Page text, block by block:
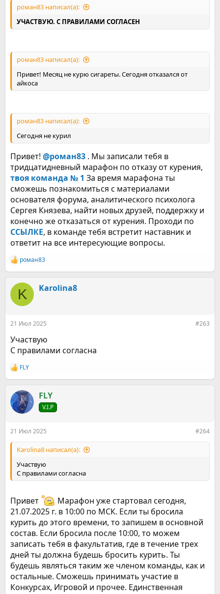
роман83 написал(а):
УЧАСТВУЮ. С ПРАВИЛАМИ СОГЛАСЕН
роман83 написал(а):
Привет! Месяц не курю сигареты. Сегодня отказался от
айкоса
роман83 написал(а):
Сегодня не курил
Привет! @роман83 . Мы записали тебя в
тридцатидневный марафон по отказу от курения,
твоя команда № 1 За время марафона ты
сможешь познакомиться с материалами
основателя форума, аналитического психолога
Сергея Князева, найти новых друзей, поддержку и
конечно же отказаться от курения. Проходи по
ССЫЛКЕ, в команде тебя встретит наставник и
ответит на все интересующие вопросы.
Р
е
к
ц
и
роман83
K Karolina8
21 Июл 2025 #263
Участвую
С правилами согласна
Р
е
к
ц
и
FLY
FLY
V.I.P
21 Июл 2025 #264
Karolina8 написал(а):
Участвую
С правилами согласна
Привет
Марафон уже стартовал сегодня,
21.07.2025 г. в 10:00 по МСК. Если ты бросила
курить до этого времени, то запишем в основной
состав. Если бросила после 10:00, то можем
записать тебя в факультатив, где в течение трех
дней ты должна будешь бросить курить. Ты
будешь являться таким же членом команды, как и
остальные. Сможешь принимать участие в
Конкурсах, Игровой и прочее. Единственная